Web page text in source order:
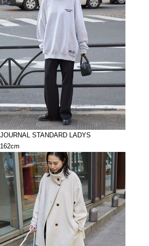
JOURNAL STANDARD LADYS
162cm